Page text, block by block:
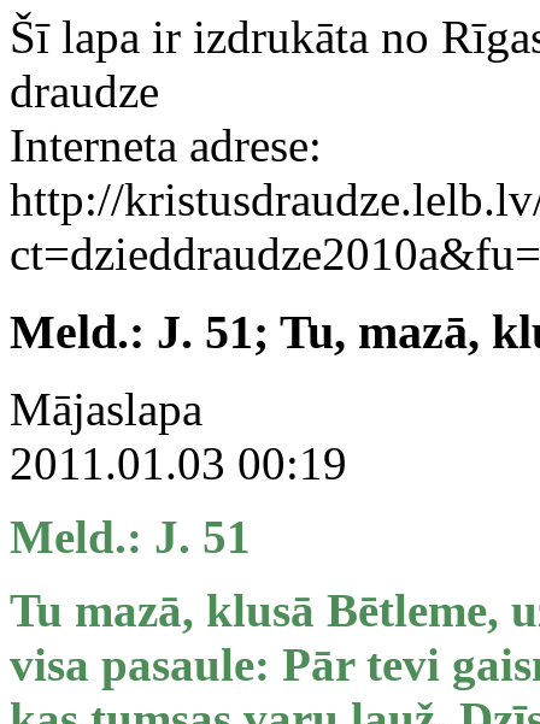
Šī lapa ir izdrukāta no
draudze
Interneta adrese:
http://
Meld.: J. 51; Tu, mazā,
Mājaslapa
2011.01.03 00:19
Meld.: J. 51
Tu mazā, klusā Bētleme,
visa pasaule: Pār tevi